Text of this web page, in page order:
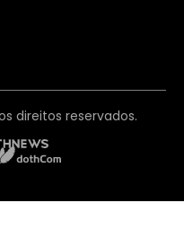
direitos reservados.